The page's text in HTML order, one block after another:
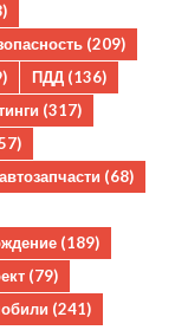
(209)
ПДД (136)
(317)
автозапчасти (68)
(189)
(79)
(241)